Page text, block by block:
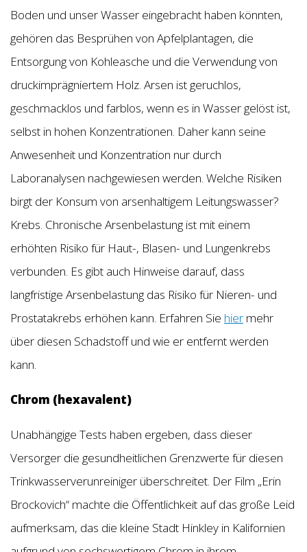
Boden und unser Wasser eingebracht haben könnten,
gehören das Besprühen von Apfelplantagen, die
Entsorgung von Kohleasche und die Verwendung von
druckimprägniertem Holz. Arsen ist geruchlos,
geschmacklos und farblos, wenn es in Wasser gelöst ist,
selbst in hohen Konzentrationen. Daher kann seine
Anwesenheit und Konzentration nur durch
Laboranalysen nachgewiesen werden. Welche Risiken
birgt der Konsum von arsenhaltigem Leitungswasser?
Krebs. Chronische Arsenbelastung ist mit einem
erhöhten Risiko für Haut-, Blasen- und Lungenkrebs
verbunden. Es gibt auch Hinweise darauf, dass
langfristige Arsenbelastung das Risiko für Nieren- und
Prostatakrebs erhöhen kann. Erfahren Sie hier mehr
über diesen Schadstoff und wie er entfernt werden
kann.
Chrom (hexavalent)
Unabhängige Tests haben ergeben, dass dieser
Versorger die gesundheitlichen Grenzwerte für diesen
Trinkwasserverunreiniger überschreitet. Der Film „Erin
Brockovich“ machte die Öffentlichkeit auf das große Leid
aufmerksam, das die kleine Stadt Hinkley in Kalifornien